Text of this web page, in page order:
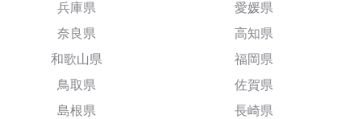
兵庫県
奈良県
和歌山県
鳥取県
島根県
愛媛県
高知県
福岡県
佐賀県
長崎県